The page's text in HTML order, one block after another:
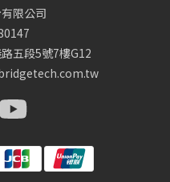
限公司
五段5號7樓G12